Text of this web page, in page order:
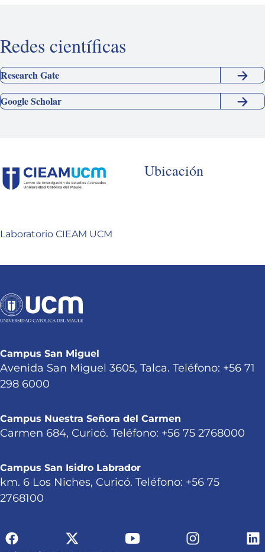
Redes científicas
Research Gate
Google Scholar
Ubicación
Laboratorio CIEAM UCM
Campus San Miguel
Avenida San Miguel 3605, Talca. Teléfono: +56 71
298 6000
Campus Nuestra Señora del Carmen
Carmen 684, Curicó. Teléfono: +56 75 2768000
Campus San Isidro Labrador
km. 6 Los Niches, Curicó. Teléfono: +56 75
2768100